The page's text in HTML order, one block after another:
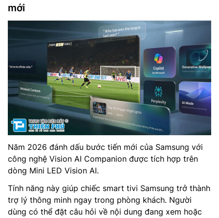
mới
Năm 2026 đánh dấu bước tiến mới của Samsung với
công nghệ Vision AI Companion được tích hợp trên
dòng Mini LED Vision AI.
Tính năng này giúp chiếc smart tivi Samsung trở thành
trợ lý thông minh ngay trong phòng khách. Người
dùng có thể đặt câu hỏi về nội dung đang xem hoặc